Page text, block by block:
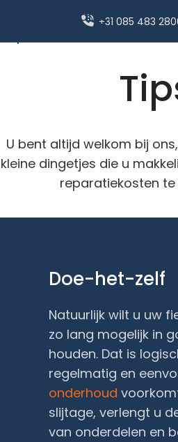
Skip to navigation+31 085 483
U bent altijd welkom bij
kleine dingetjes die u
reparatiekosten
Doe-het-zelf
Natuurlijk wilt u uw
zo lang mogelijk in
houden. Dat is
regelmatig en
onderhoud
slijtage, verlengt u
van onderdelen en